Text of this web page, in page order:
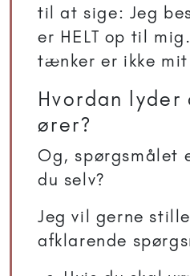
til at sige: Jeg
er HELT op til
tænker er ikke mit
Hvordan
ører?
Og, spørgsmålet
du selv?
Jeg vil gerne
afklarende